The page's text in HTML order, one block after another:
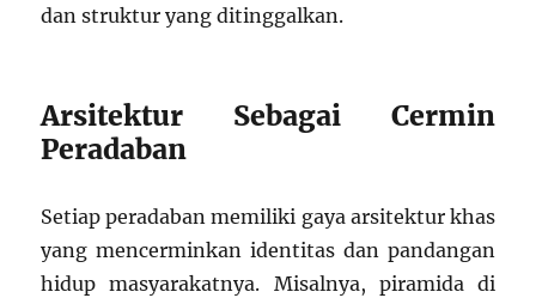
dan struktur yang ditinggalkan.
Arsitektur Sebagai Cermin
Peradaban
Setiap peradaban memiliki gaya arsitektur khas
yang mencerminkan identitas dan pandangan
hidup masyarakatnya. Misalnya, piramida di